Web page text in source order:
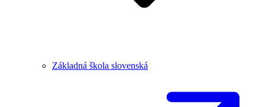
Základná škola slovenská